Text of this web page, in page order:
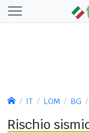
IT LOM BG
Rischio